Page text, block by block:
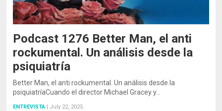
Podcast 1276 Better Man, el anti
rockumental. Un análisis desde la
psiquiatría
Better Man, el anti rockumental. Un análisis desde la
psiquiatríaCuando el director Michael Gracey y…
ENTREVISTA July 22, 2025